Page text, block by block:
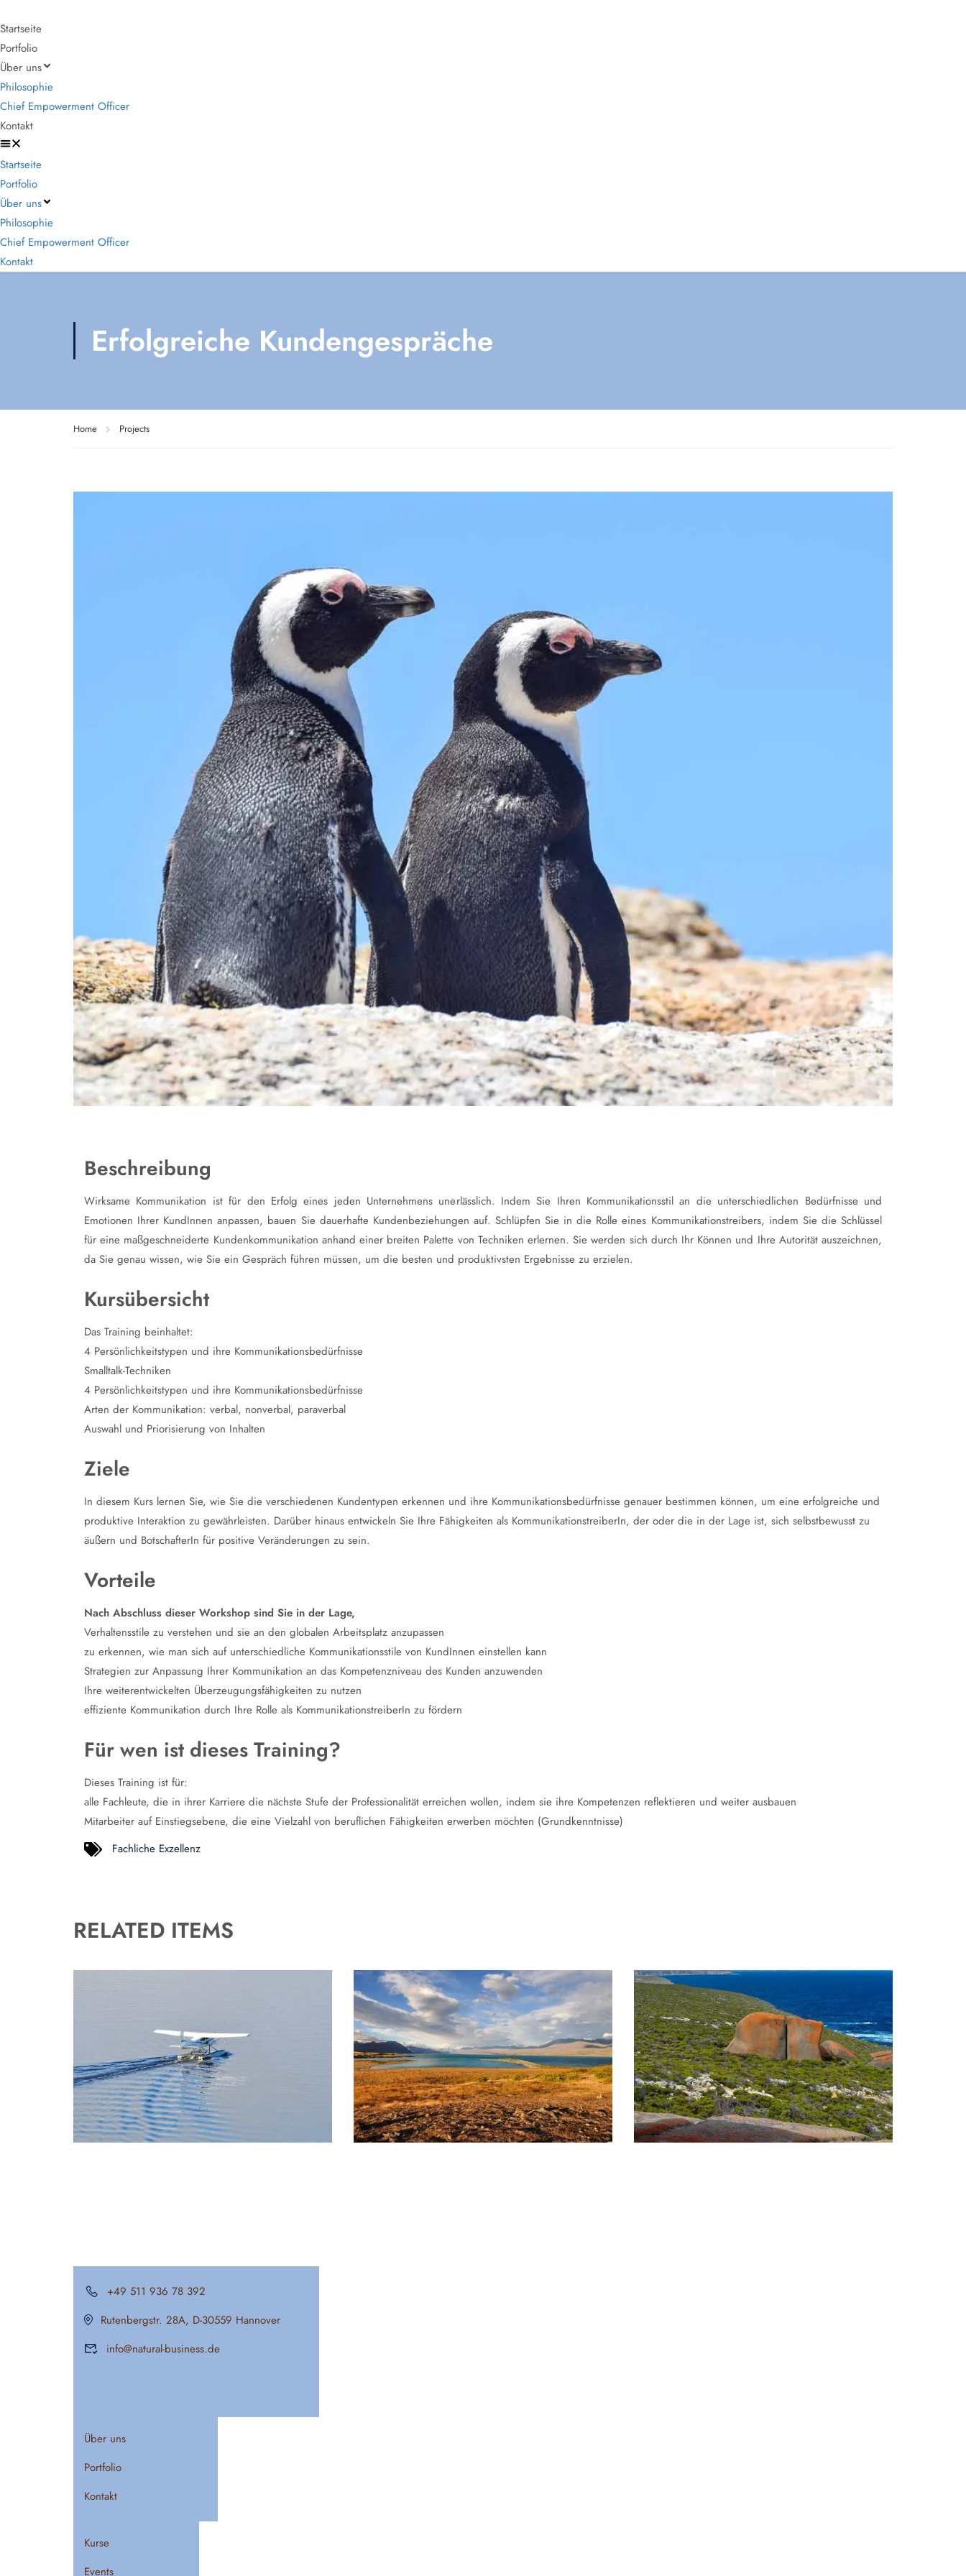
Startseite
Portfolio
Über uns
Philosophie
Chief Empowerment Officer
Kontakt
Startseite
Portfolio
Über uns
Philosophie
Chief Empowerment Officer
Kontakt
Erfolgreiche Kundengespräche
Home Projects
Beschreibung
Wirksame Kommunikation ist für den Erfolg eines jeden Unternehmens unerlässlich. Indem Sie Ihren Kommunikationsstil an die unterschiedlichen Bedürfnisse und
Emotionen Ihrer KundInnen anpassen, bauen Sie dauerhafte Kundenbeziehungen auf. Schlüpfen Sie in die Rolle eines Kommunikationstreibers, indem Sie die Schlüssel
für eine maßgeschneiderte Kundenkommunikation anhand einer breiten Palette von Techniken erlernen. Sie werden sich durch Ihr Können und Ihre Autorität auszeichnen,
da Sie genau wissen, wie Sie ein Gespräch führen müssen, um die besten und produktivsten Ergebnisse zu erzielen.
Kursübersicht
Das Training beinhaltet:
4 Persönlichkeitstypen und ihre Kommunikationsbedürfnisse
Smalltalk-Techniken
4 Persönlichkeitstypen und ihre Kommunikationsbedürfnisse
Arten der Kommunikation: verbal, nonverbal, paraverbal
Auswahl und Priorisierung von Inhalten
Ziele
In diesem Kurs lernen Sie, wie Sie die verschiedenen Kundentypen erkennen und ihre Kommunikationsbedürfnisse genauer bestimmen können, um eine erfolgreiche und
produktive Interaktion zu gewährleisten. Darüber hinaus entwickeln Sie Ihre Fähigkeiten als KommunikationstreiberIn, der oder die in der Lage ist, sich selbstbewusst zu
äußern und BotschafterIn für positive Veränderungen zu sein.
Vorteile
Nach Abschluss dieser Workshop sind Sie in der Lage,
Verhaltensstile zu verstehen und sie an den globalen Arbeitsplatz anzupassen
zu erkennen, wie man sich auf unterschiedliche Kommunikationsstile von KundInnen einstellen kann
Strategien zur Anpassung Ihrer Kommunikation an das Kompetenzniveau des Kunden anzuwenden
Ihre weiterentwickelten Überzeugungsfähigkeiten zu nutzen
effiziente Kommunikation durch Ihre Rolle als KommunikationstreiberIn zu fördern
Für wen ist dieses Training?
Dieses Training ist für:
alle Fachleute, die in ihrer Karriere die nächste Stufe der Professionalität erreichen wollen, indem sie ihre Kompetenzen reflektieren und weiter ausbauen
Mitarbeiter auf Einstiegsebene, die eine Vielzahl von beruflichen Fähigkeiten erwerben möchten (Grundkenntnisse)
Fachliche Exzellenz
RELATED ITEMS
+49 511 936 78 392
Rutenbergstr. 28A, D-30559 Hannover
info@natural-business.de
Über uns
Portfolio
Kontakt
Kurse
Events